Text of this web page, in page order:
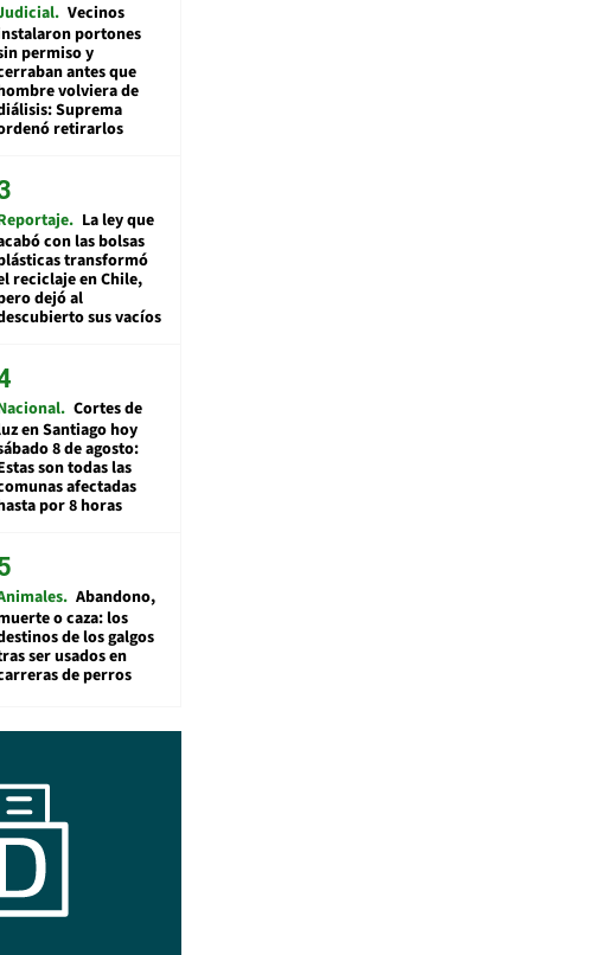
Vecinos
portones
permiso y
antes que
volviera de
Suprema
retirarlos
La ley que
con las bolsas
transformó
reciclaje en Chile,
dejó al
sus vacíos
Cortes de
en Santiago hoy
8 de agosto:
son todas las
afectadas
por 8 horas
Abandono,
o caza: los
de los galgos
ser usados en
de perros